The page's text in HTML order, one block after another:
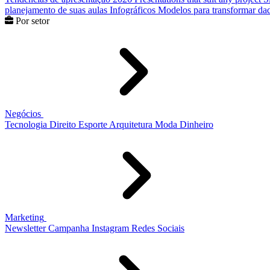
planejamento de suas aulas Infográficos Modelos para transformar
Por setor
Negócios
Tecnologia Direito Esporte Arquitetura Moda Dinheiro
Marketing
Newsletter Campanha Instagram Redes Sociais